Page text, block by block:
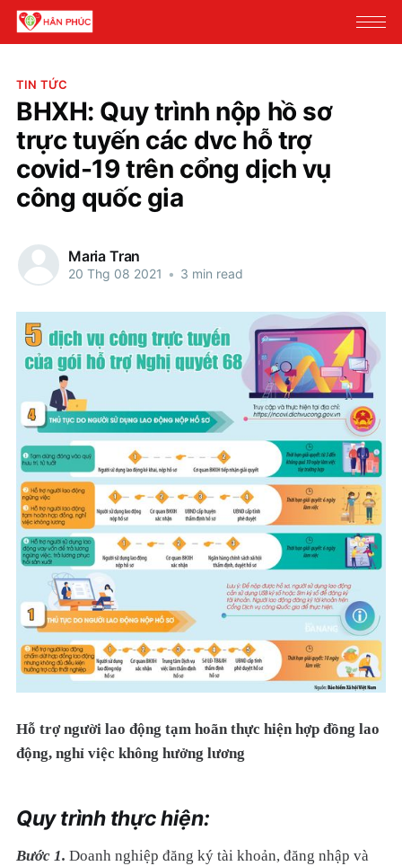
TIN TỨC
BHXH: Quy trình nộp hồ sơ
trực tuyến các dvc hỗ trợ
covid-19 trên cổng dịch vụ
công quốc gia
Maria Tran
20 Thg 08 2021 • 3 min read
Hỗ trợ người lao động tạm hoãn thực hiện hợp đồng lao
động, nghỉ việc không hưởng lương
Quy trình thực hiện:
Bước 1. Doanh nghiệp đăng ký tài khoản, đăng nhập và